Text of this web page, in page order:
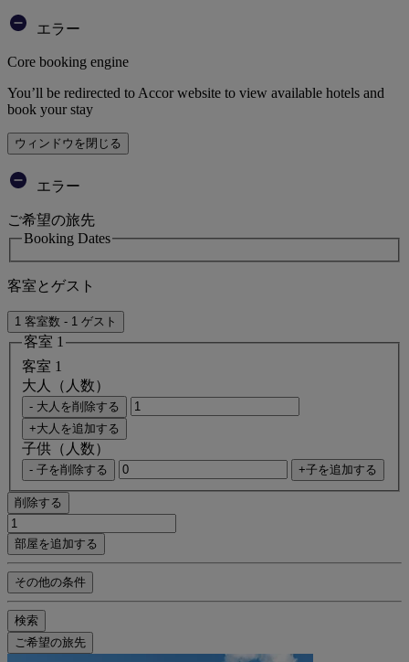
エラー
Core booking engine
You’ll be redirected to Accor website to view available hotels and
book your stay
ウィンドウを閉じる
エラー
ご希望の旅先
Booking Dates
客室とゲスト
1 客室数 - 1 ゲスト
客室 1
客室 1
大人（人数）
- 大人を削除する
+大人を追加する
子供（人数）
- 子を削除する +子を追加する
削除する
部屋を追加する
その他の条件
検索
ご希望の旅先